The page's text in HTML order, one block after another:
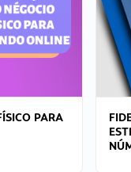
PARA